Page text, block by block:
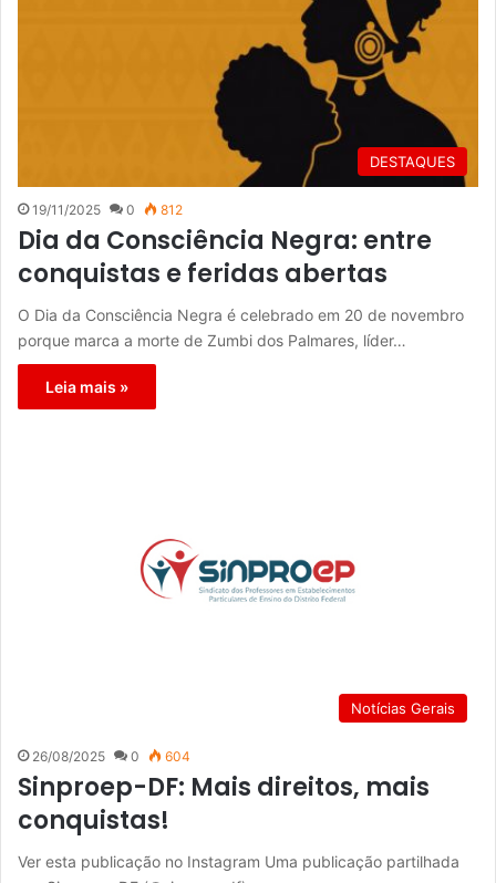
DESTAQUES
19/11/2025 0 812
Dia da Consciência Negra: entre
conquistas e feridas abertas
O Dia da Consciência Negra é celebrado em 20 de novembro
porque marca a morte de Zumbi dos Palmares, líder…
Leia mais »
Notícias Gerais
26/08/2025 0 604
Sinproep-DF: Mais direitos, mais
conquistas!
Ver esta publicação no Instagram Uma publicação partilhada